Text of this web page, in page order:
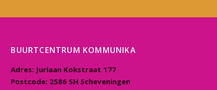
BUURTCENTRUM KOMMUNIKA
Adres: Juriaan Kokstraat 177
Postcode: 2586 SH Scheveningen